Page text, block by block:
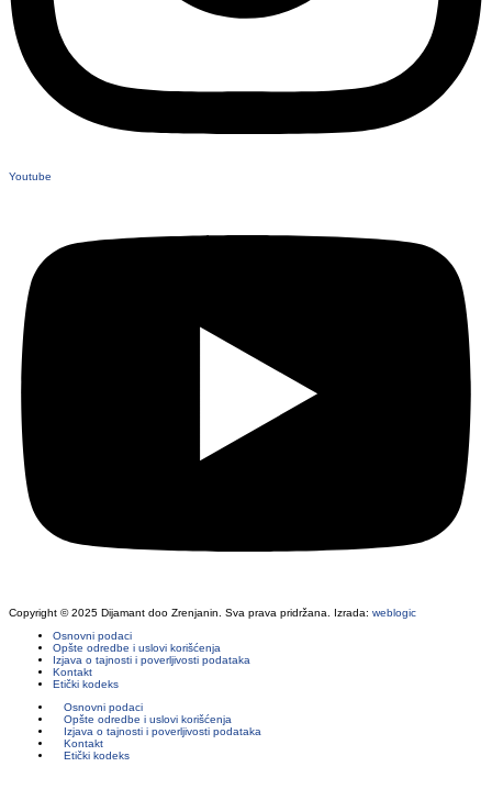
Youtube
Copyright © 2025 Dijamant doo Zrenjanin. Sva prava pridržana. Izrada: weblogic
Osnovni podaci
Opšte odredbe i uslovi korišćenja
Izjava o tajnosti i poverljivosti podataka
Kontakt
Etički kodeks
Osnovni podaci
Opšte odredbe i uslovi korišćenja
Izjava o tajnosti i poverljivosti podataka
Kontakt
Etički kodeks